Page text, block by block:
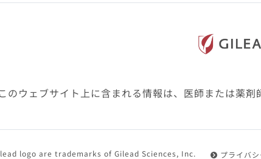
4.会員は、設置した機器がギリ
設定により本サービスの利用が
5.会員は、登録した会員情報に変
のウェブサイト上に含まれる情報は、医師または薬剤
logo are trademarks of Gilead Sciences, Inc. プライバ